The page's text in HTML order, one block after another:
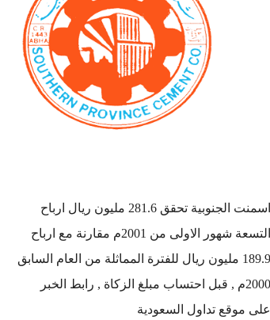
اسمنت الجنوبية تحقق 281.6 مليون ريال ارباح
التسعة شهور الاولى من 2001م مقارنة مع ارباح
189.9 مليون ريال للفترة المماثلة من العام السابق
2000م , قبل احتساب مبلغ الزكاة , رابط الخبر
على موقع تداول السعودية